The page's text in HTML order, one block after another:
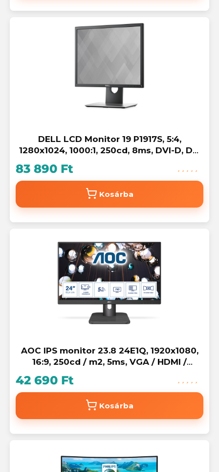
DELL LCD Monitor 19 P1917S, 5:4,
1280x1024, 1000:1, 250cd, 8ms, DVI-D, DP,
83 890 Ft
Kosárba
AOC IPS monitor 23.8 24E1Q, 1920x1080,
16:9, 250cd / m2, 5ms, VGA / HDMI /
42 690 Ft
Kosárba